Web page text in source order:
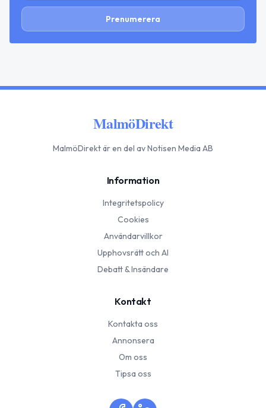
Prenumerera
MalmöDirekt
MalmöDirektär en del av Notisen Media AB
Information
Integritetspolicy
Cookies
Användarvillkor
Upphovsrätt och AI
Debatt & Insändare
Kontakt
Kontakta oss
Annonsera
Om oss
Tipsa oss